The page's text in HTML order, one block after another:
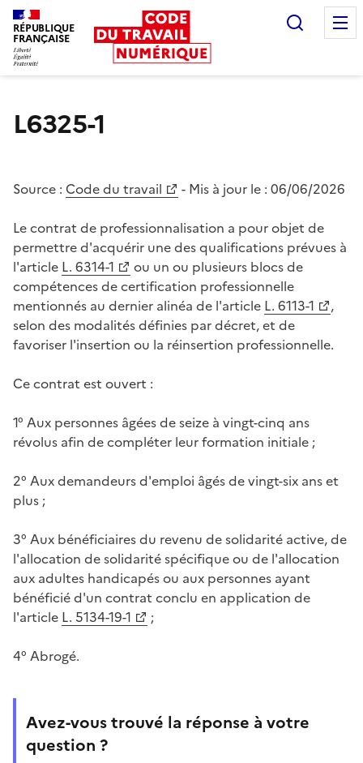
RÉPUBLIQUE
FRANÇAISE
L6325-1
Source : Code du travail - Mis à jour le : 06/06/2026
Le contrat de professionnalisation a pour objet de
permettre d'acquérir une des qualifications prévues à
l'article L. 6314-1
ou un ou plusieurs blocs de
compétences de certification professionnelle
mentionnés au dernier alinéa de l'article L. 6113-1
,
selon des modalités définies par décret, et de
favoriser l'insertion ou la réinsertion professionnelle.
Ce contrat est ouvert :
1° Aux personnes âgées de seize à vingt-cinq ans
révolus afin de compléter leur formation initiale ;
2° Aux demandeurs d'emploi âgés de vingt-six ans et
plus ;
3° Aux bénéficiaires du revenu de solidarité active, de
l'allocation de solidarité spécifique ou de l'allocation
aux adultes handicapés ou aux personnes ayant
bénéficié d'un contrat conclu en application de
l'article L. 5134-19-1
;
4° Abrogé.
Avez-vous trouvé la réponse à votre
question ?